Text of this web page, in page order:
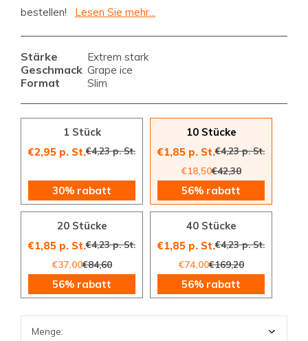
bestellen!
Lesen Sie mehr...
Stärke Extrem stark
Geschmack Grape ice
Format Slim
1 Stück
€2,95 p. St.€4,23 p. St.
30% rabatt
10 Stücke
€1,85 p. St.€4,23 p. St.
€18,50€42,30
56% rabatt
20 Stücke
€1,85 p. St.€4,23 p. St.
€37,00€84,60
56% rabatt
40 Stücke
€1,85 p. St.€4,23 p. St.
€74,00€169,20
56% rabatt